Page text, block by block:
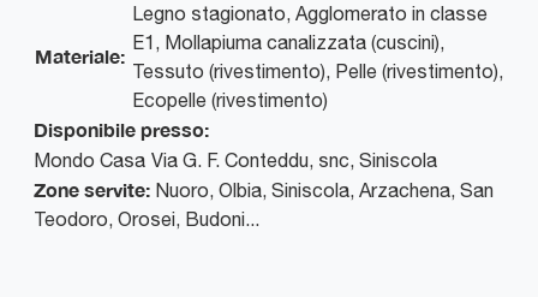
Materiale:
Legno stagionato, Agglomerato in classe
E1, Mollapiuma canalizzata (cuscini),
Tessuto (rivestimento), Pelle (rivestimento),
Ecopelle (rivestimento)
Disponibile presso:
Mondo Casa Via G. F. Conteddu, snc, Siniscola
Zone servite: Nuoro, Olbia, Siniscola, Arzachena, San
Teodoro, Orosei, Budoni...